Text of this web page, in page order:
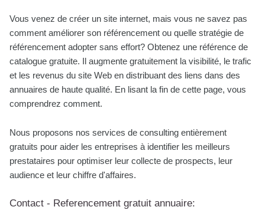
Vous venez de créer un site internet, mais vous ne savez pas
comment améliorer son référencement ou quelle stratégie de
référencement adopter sans effort? Obtenez une référence de
catalogue gratuite. Il augmente gratuitement la visibilité, le trafic
et les revenus du site Web en distribuant des liens dans des
annuaires de haute qualité. En lisant la fin de cette page, vous
comprendrez comment.
Nous proposons nos services de consulting entièrement
gratuits pour aider les entreprises à identifier les meilleurs
prestataires pour optimiser leur collecte de prospects, leur
audience et leur chiffre d'affaires.
Contact - Referencement gratuit annuaire: